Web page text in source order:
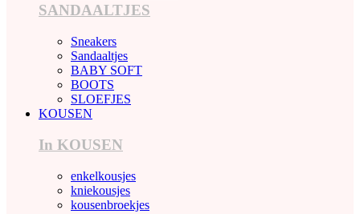
SANDAALTJES
Sneakers
Sandaaltjes
BABY SOFT
BOOTS
SLOEFJES
KOUSEN
In KOUSEN
enkelkousjes
kniekousjes
kousenbroekjes